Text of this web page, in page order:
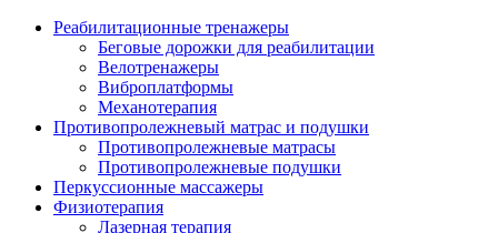
Реабилитационные тренажеры
Беговые дорожки для реабилитации
Велотренажеры
Виброплатформы
Механотерапия
Противопролежневый матрас и подушки
Противопролежневые матрасы
Противопролежневые подушки
Перкуссионные массажеры
Физиотерапия
Лазерная терапия